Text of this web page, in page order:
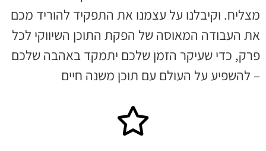
מצליח. וקיבלנו על עצמנו את התפקיד להוריד מכם
את העבודה המאוסה של הפקת התוכן השיווקי לכל
פרק, כדי שעיקר הזמן שלכם יתמקד באהבה שלכם
– להשפיע על העולם עם תוכן משנה חיים